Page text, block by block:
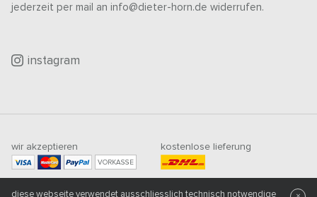
jederzeit per mail an info@dieter-horn.de widerrufen.
instagram
wir akzeptieren
VORKASSE
kostenlose lieferung
mindestbestellwert
diese webseite verwendet ausschliesslich technisch notwendige